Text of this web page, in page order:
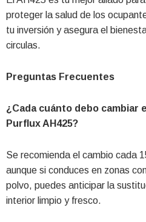
proteger la salud de los
tu inversión y asegura el
circulas.
Preguntas Frecuentes
¿Cada cuánto debo cambiar
Purflux AH425?
Se recomienda el cambio cada
aunque si conduces en zonas
polvo, puedes anticipar la
interior limpio y fresco.